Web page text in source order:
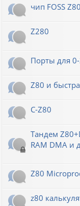
чип FOSS
Z280
Порты для 0-
Z80 и
C-Z80
Тандем
RAM DMA и
Z80
z80